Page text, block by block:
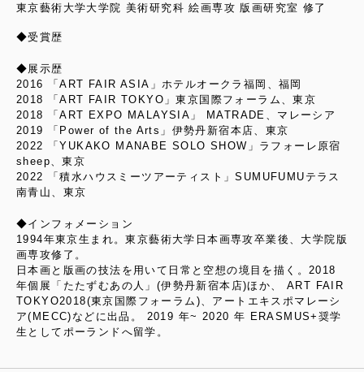
東京藝術大学大学院 美術研究科 絵画専攻 版画研究室 修了
◆受賞歴
◆展示歴
2016 「ART FAIR ASIA」ホテルオークラ福岡、福岡
2018 「ART FAIR TOKYO」東京国際フォーラム、東京
2018 「ART EXPO MALAYSIA」 MATRADE、マレーシア
2019 「Power of the Arts」伊勢丹新宿本店、東京
2022 「YUKAKO MANABE SOLO SHOW」ラフォーレ原宿
sheep、東京
2022 「積水ハウスミーツアーティスト」SUMUFUMUテラス
南青山、東京
◆インフォメーション
1994年東京生まれ。東京藝術大学日本画専攻卒業後、大学院版
画専攻修了。
日本画と版画の技法を用いて日常と空想の境目を描く。2018
年個展「たたずむあの人」(伊勢丹新宿本店)ほか、 ART FAIR
TOKYO2018(東京国際フォーラム)、アートエキスポマレーシ
ア(MECC)などに出品。 2019 年~ 2020 年 ERASMUS+奨学
生としてポーランドへ留学。